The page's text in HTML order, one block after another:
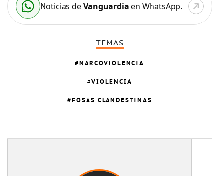
Noticias deVanguardia en WhatsApp.
TEMAS
NARCOVIOLENCIA
VIOLENCIA
FOSAS CLANDESTINAS